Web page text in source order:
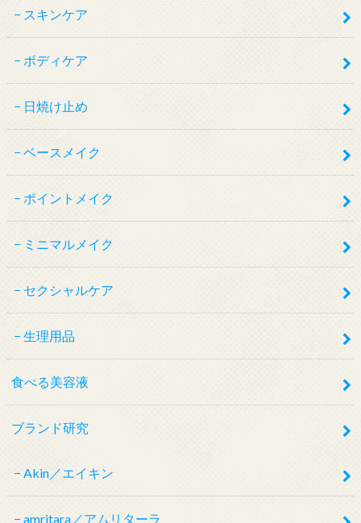
スキンケア
ボディケア
日焼け止め
ベースメイク
ポイントメイク
ミニマルメイク
セクシャルケア
生理用品
食べる美容液
ブランド研究
Akin／エイキン
amritara／アムリターラ